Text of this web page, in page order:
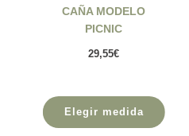
CAÑA MODELO
PICNIC
29,55€
Elegir medida